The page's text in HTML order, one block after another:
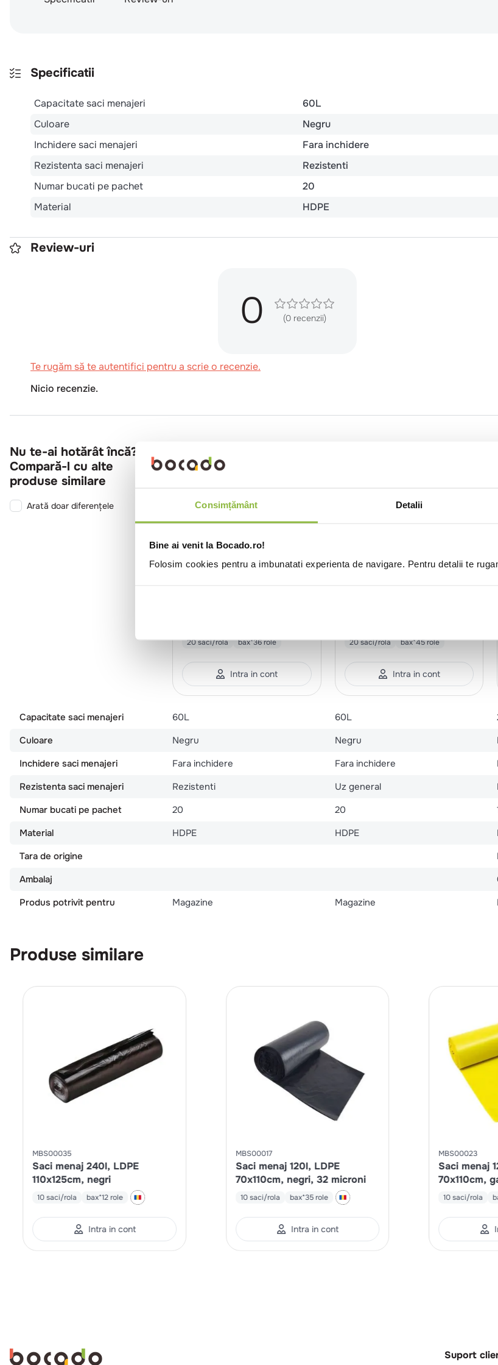
Consimțământ Detalii
Bine ai venit la Bocado.ro!
Folosim cookies pentru a imbunatati experienta de navigare. Pentru detalii te
Specificatii
Capacitate saci menajeri
60L
Culoare
Negru
Inchidere saci menajeri
Fara inchidere
Rezistenta saci menajeri
Rezistenti
Numar bucati pe pachet
20
Material
HDPE
Review-uri
0 (0 recenzii)
Te rugăm să te autentifici pentru a scrie o recenzie.
Nicio recenzie.
Nu te-ai hotărât încă?
Compară-l cu alte
produse similare
Arată doar diferențele
20 saci/rola bax*36 role
Intra in cont
20 saci/rola bax*45 role
Intra in cont
Capacitate saci menajeri 60L 60L
Culoare
Negru Negru
Inchidere saci menajeri
Fara inchidere Fara inchidere
Rezistenta saci menajeri
Rezistenti Uz general
Numar bucati pe pachet
20 20
Material
HDPE HDPE
Tara de origine
Ambalaj
Produs potrivit pentru
Magazine Magazine
Produse similare
MBS00035
Saci menaj 240l, LDPE
110x125cm, negri
10 saci/rola bax*12 role
Intra in cont
MBS00017
Saci menaj 120l, LDPE
70x110cm, negri, 32 microni
10 saci/rola bax*35 role
Intra in cont
MBS00023
Saci menaj
70x110cm,
10 saci/rola
Suport